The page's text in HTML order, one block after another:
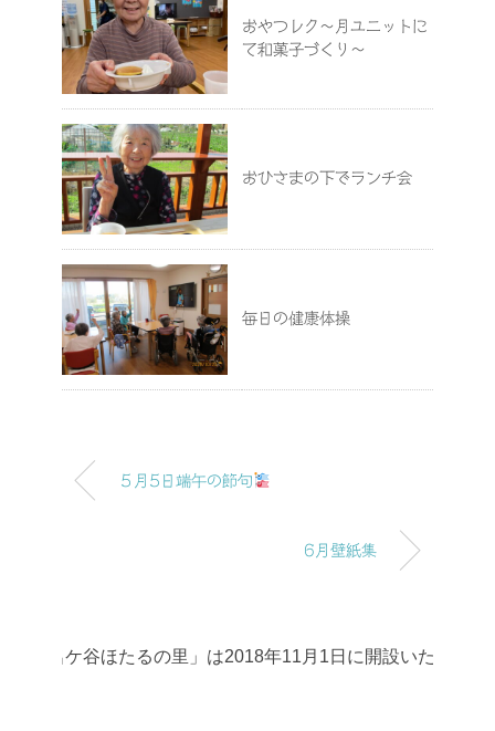
おやつレク～月ユニットに
て和菓子づくり～
おひさまの下でランチ会
毎日の健康体操
５月5日端午の節句
6月壁紙集
ケ谷ほたるの里」は2018年11月1日に開設いたしました！